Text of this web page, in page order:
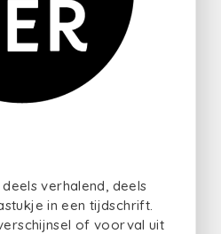
verhalend, deels
in een tijdschrift.
of voorval uit